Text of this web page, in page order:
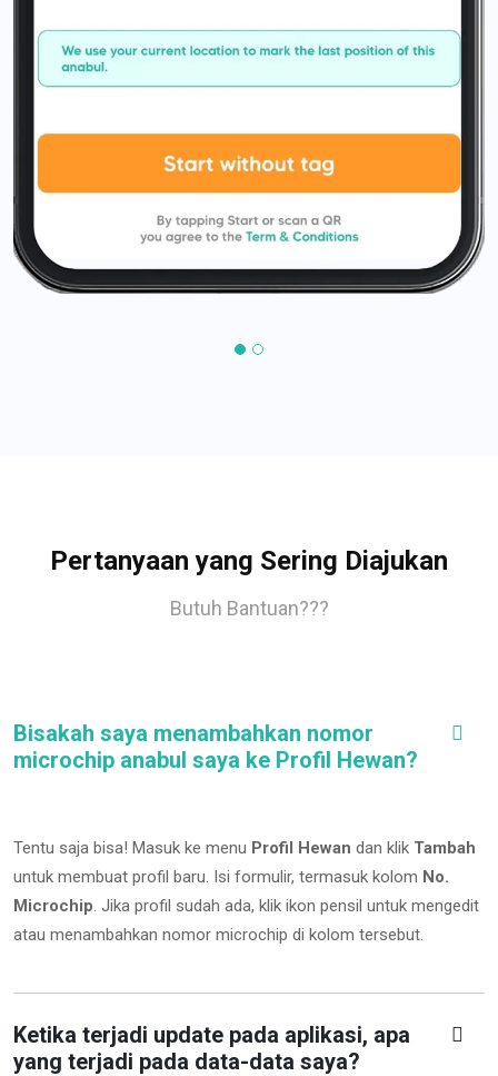
Pertanyaan yang Sering Diajukan
Butuh Bantuan???
Bisakah saya menambahkan nomor
microchip anabul saya ke Profil Hewan?
Tentu saja bisa! Masuk ke menu Profil Hewan dan klik Tambah
untuk membuat profil baru. Isi formulir, termasuk kolom No.
Microchip. Jika profil sudah ada, klik ikon pensil untuk mengedit
atau menambahkan nomor microchip di kolom tersebut.
Ketika terjadi update pada aplikasi, apa
yang terjadi pada data-data saya?